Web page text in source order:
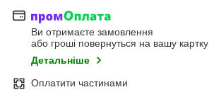
Ви отримаєте замовлення
або гроші повернуться на вашу картку
Детальніше
Оплатити частинами